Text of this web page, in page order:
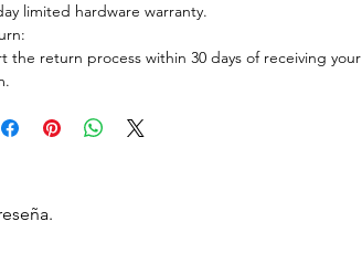
limited hardware warranty.
the return process within 30 days of receiving your